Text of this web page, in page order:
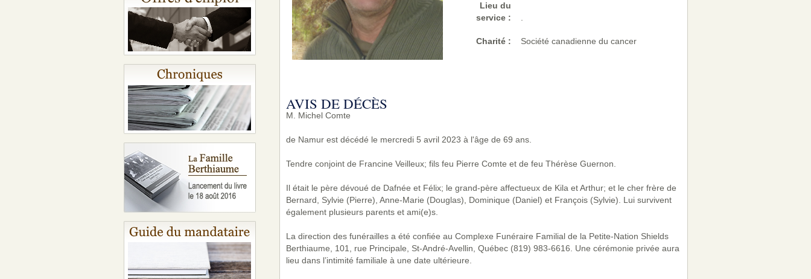
Lieu du
service :
Charité: Société canadienne du cancer
AVIS DE DÉCÈS
M. Michel Comte
de Namur est décédé le mercredi 5 avril 2023 à l'âge de 69 ans.
Tendre conjoint de Francine Veilleux; fils feu Pierre Comte et de feu Thérèse Guernon.
Il était le père dévoué de Dafnée et Félix; le grand-père affectueux de Kila et Arthur; et le cher frère de
Bernard, Sylvie (Pierre), Anne-Marie (Douglas), Dominique (Daniel) et François (Sylvie). Lui survivent
également plusieurs parents et ami(e)s.
La direction des funérailles a été confiée au Complexe Funéraire Familial de la Petite-Nation Shields
Berthiaume, 101, rue Principale, St-André-Avellin, Québec (819) 983-6616. Une cérémonie privée aura
lieu dans l’intimité familiale à une date ultérieure.